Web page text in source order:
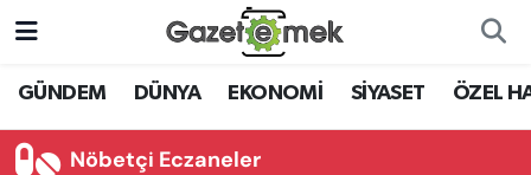
GÜNDEM DÜNYA EKONOMİ SİYASET ÖZEL
Nöbetçi Eczaneler
DÜNYA
EKONOMİ
Nöbetçi Eczaneler
Hava Durumu